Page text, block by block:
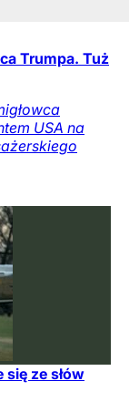
Trumpa. Tuż
USA na
ze słów